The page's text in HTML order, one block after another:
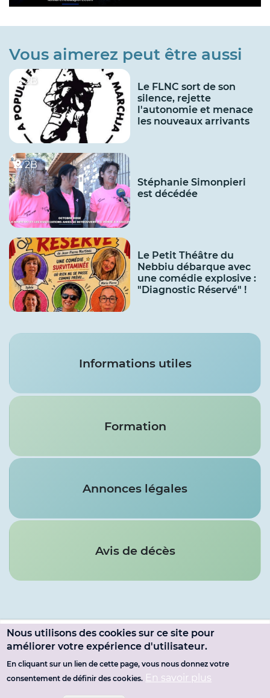
Vous aimerez peut être aussi
2B
Le FLNC sort de son
silence, rejette
l'autonomie et menace
les nouveaux arrivants
2B
Stéphanie Simonpieri
est décédée
Le Petit Théâtre du
Nebbiu débarque avec
une comédie explosive :
"Diagnostic Réservé" !
Services
Informations utiles
Formation
Annonces légales
Avis de décès
Menu
du
compte
SE CONNECTER
Pied
MENTIONS LÉGALES
Nous utilisons des cookies sur ce site pour
améliorer votre expérience d'utilisateur.
En cliquant sur un lien de cette page, vous nous donnez votre
consentement de définir des cookies. En savoir plus